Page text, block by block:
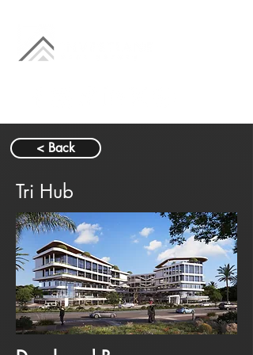
< Back
Tri Hub